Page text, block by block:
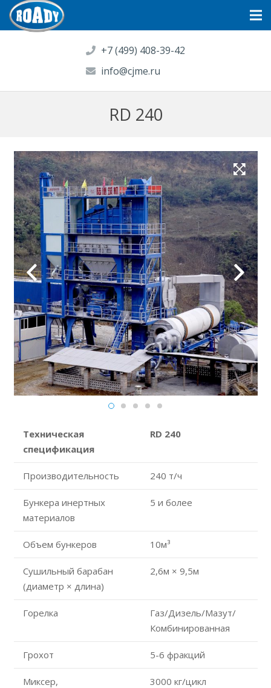
+7 (499) 408-39-42
info@cjme.ru
RD 240
Техническая
спецификация
RD 240
Производительность 240 т/ч
Бункера инертных
материалов
5 и более
Объем бункеров 10м³
Сушильный барабан
(диаметр × длина)
2,6м × 9,5м
Горелка
Газ/Дизель/Мазут/
Комбинированная
Грохот 5-6 фракций
Миксер,
3000 кг/цикл